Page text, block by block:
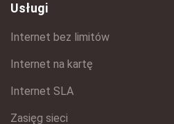
Usługi
Internet bez limitów
Internet na kartę
Internet SLA
Zasięg sieci